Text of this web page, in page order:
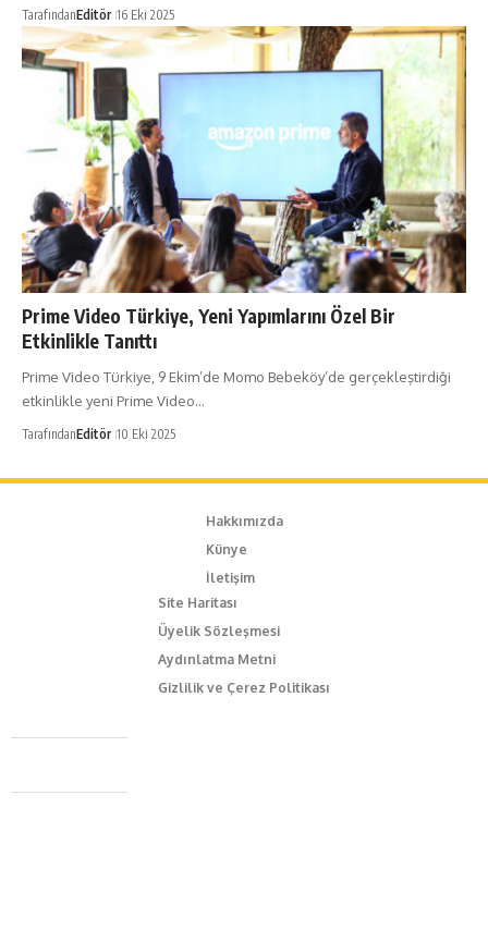
TarafındanEditör 16 Eki 2025
Prime Video Türkiye, Yeni Yapımlarını Özel Bir
Etkinlikle Tanıttı
Prime Video Türkiye, 9 Ekim’de Momo Bebeköy’de gerçekleştirdiği
etkinlikle yeni Prime Video…
TarafındanEditör 10 Eki 2025
Hakkımızda
Künye
İletişim
Site Haritası
Üyelik Sözleşmesi
Aydınlatma Metni
Gizlilik ve Çerez Politikası
Caferağa Mah. Dr. Şakir Paşa Sok. No3/A Kadıköy İstanbul
+90 543 345 46 00